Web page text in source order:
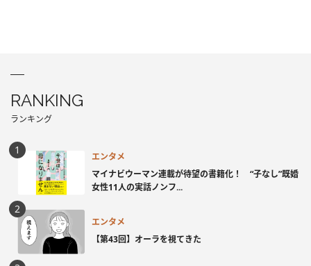
RANKING
ランキング
エンタメ
マイナビウーマン連載が待望の書籍化！ “子なし”既婚
女性11人の実話ノンフ...
エンタメ
【第43回】オーラを視てきた